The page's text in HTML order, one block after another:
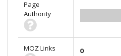
Page
Authority
MOZ Links 0